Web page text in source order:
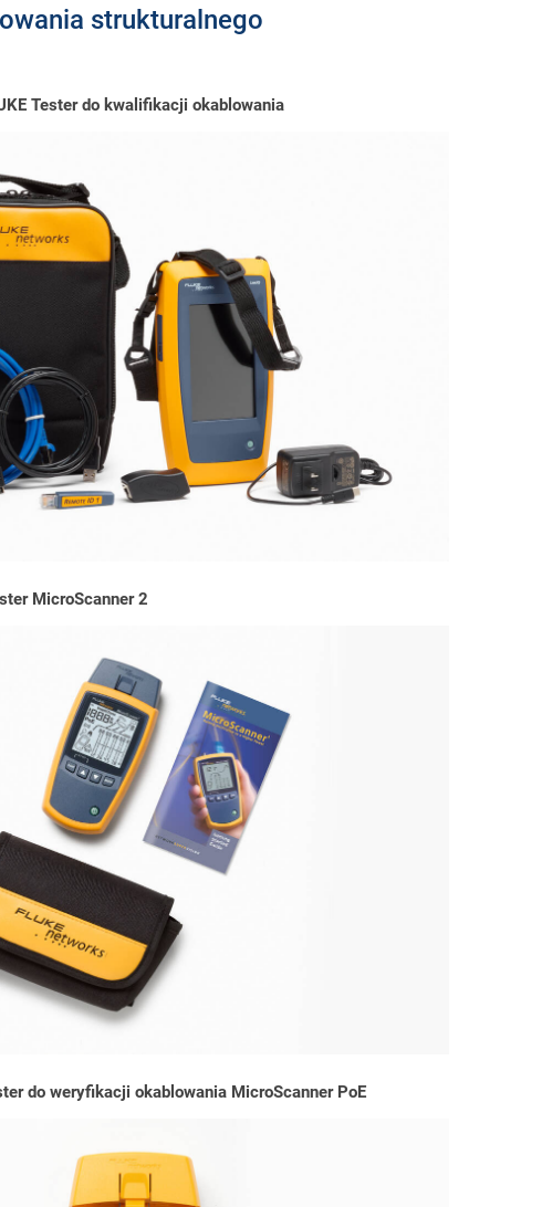
strukturalnego
Tester do kwalifikacji okablowania
MicroScanner 2
do weryfikacji okablowania MicroScanner PoE